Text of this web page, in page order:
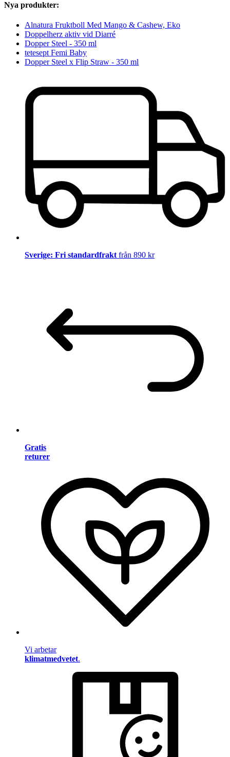
Nya produkter:
Alnatura Fruktboll Med Mango & Cashew, Eko
Doppelherz aktiv vid Diarré
Dopper Steel - 350 ml
tetesept Femi Baby
Dopper Steel x Flip Straw - 350 ml
Sverige: Fri standardfrakt från 890 kr
Gratis
returer
Vi arbetar
klimatmedvetet.